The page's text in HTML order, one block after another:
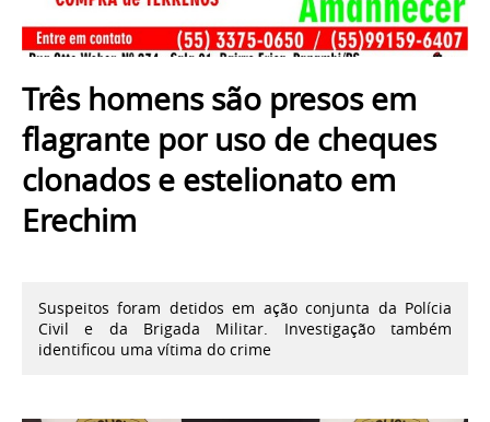
Três homens são presos em
flagrante por uso de cheques
clonados e estelionato em
Erechim
Suspeitos foram detidos em ação conjunta da Polícia
Civil e da Brigada Militar. Investigação também
identificou uma vítima do crime